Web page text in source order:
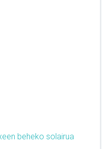
beheko solairua